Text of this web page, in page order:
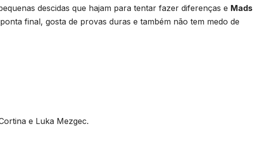
descidas que hajam para tentar fazer diferenças e Mads
final, gosta de provas duras e também não tem medo de
e Luka Mezgec.